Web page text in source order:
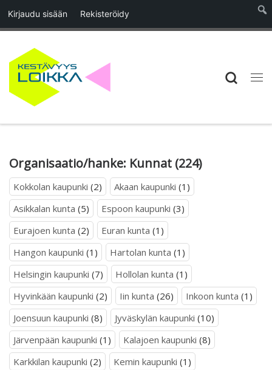
Kirjaudu sisään Rekisteröidy
Skip to content
Organisaatio/hanke: Kunnat (224)
Kokkolan kaupunki (2) Akaan kaupunki (1)
Asikkalan kunta (5) Espoon kaupunki (3)
Eurajoen kunta (2) Euran kunta (1)
Hangon kaupunki (1) Hartolan kunta (1)
Helsingin kaupunki (7) Hollolan kunta (1)
Hyvinkään kaupunki (2) Iin kunta (26) Inkoon kunta (1)
Joensuun kaupunki (8) Jyväskylän kaupunki (10)
Järvenpään kaupunki (1) Kalajoen kaupunki (8)
Karkkilan kaupunki (2) Kemin kaupunki (1)